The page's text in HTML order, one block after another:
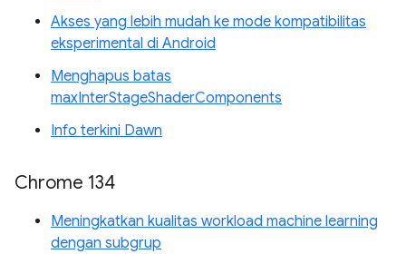
Akses yang lebih mudah ke mode kompatibilitas
eksperimental di Android
Menghapus batas
maxInterStageShaderComponents
Info terkini Dawn
Chrome 134
Meningkatkan kualitas workload machine learning
dengan subgrup